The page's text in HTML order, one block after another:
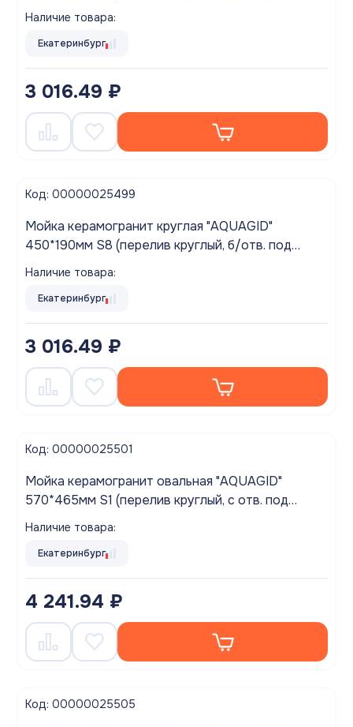
смес.) Песочный БЕЗ СИФОНА (M1S5)
Наличие товара:
Екатеринбург
3 016.49 ₽
Код: 00000025499
Мойка керамогранит круглая "AQUAGID"
450*190мм S8 (перелив круглый, б/отв. под
смес.) Арктик БЕЗ СИФОНА (M1S8)
Наличие товара:
Екатеринбург
3 016.49 ₽
Код: 00000025501
Мойка керамогранит овальная "AQUAGID"
570*465мм S1 (перелив круглый, с отв. под
смес.) Черный БЕЗ СИФОНА (M3S1)
Наличие товара:
Екатеринбург
4 241.94 ₽
Код: 00000025505